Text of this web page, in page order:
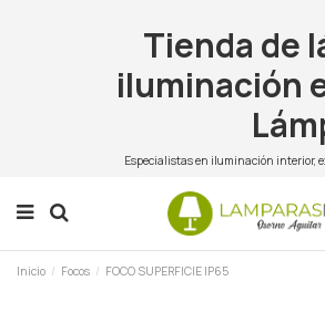
Tienda de
iluminación
Especialistas en iluminación interior,
Inicio Focos FOCO SUPERFICIE IP65